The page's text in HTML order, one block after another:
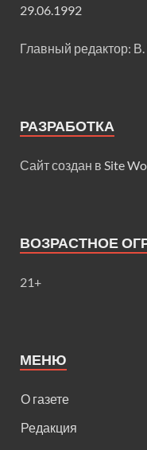
29.06.1992
Главный редактор:
РАЗРАБОТКА
Сайт создан в Site
ВОЗРАСТНОЕ
21+
МЕНЮ
О газете
Редакция